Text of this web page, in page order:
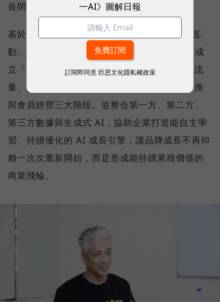
長閉環。
基於這樣的理念，他整合旗下 Reddoor 紅門互
動、Justar 數聚國際與 INLY 影領三大品牌，成
立「數聚集團」，並提出全台首創的「聲量、流
量、存量」行銷飛輪，串聯品牌曝光、流量轉換
與會員經營三大階段。並整合第一方、第二方、
第三方數據與生成式 AI，協助企業打造能自主學
習、持續優化的 AI 成長引擎，讓品牌成長不再仰
賴一次次重新開始，而是形成能持續累積價值的
商業飛輪。
一AI》圖解日報
訂閱即同意 巨思文化隱私權政策